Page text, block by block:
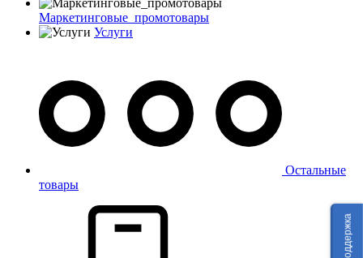
Маркетинговые_промотовары
Услуги
Остальные
товары